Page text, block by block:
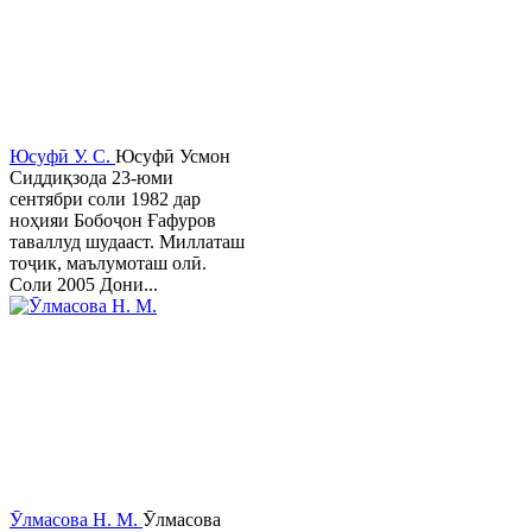
Юсуфӣ У. C. Юсуфӣ Усмон
Сиддиқзода 23-юми
сентябри соли 1982 дар
ноҳияи Бобоҷон Ғафуров
таваллуд шудааст. Миллаташ
тоҷик, маълумоташ олӣ.
Соли 2005 Дони...
Ӯлмасова Н. М. Ӯлмасова